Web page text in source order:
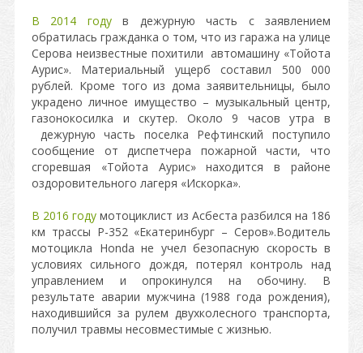
В 2014 годув дежурную часть с заявлением
обратилась гражданка о том, что из гаража на улице
Серова неизвестные похитили автомашину «Тойота
Аурис». Материальный ущерб составил 500 000
рублей. Кроме того из дома заявительницы, было
украдено личное имущество – музыкальный центр,
газонокосилка и скутер. Около 9 часов утра в
дежурную часть поселка Рефтинский поступило
сообщение от диспетчера пожарной части, что
сгоревшая «Тойота Аурис» находится в районе
оздоровительного лагеря «Искорка».
В 2016 году мотоциклист из Асбеста разбился на 186
км трассы Р-352 «Екатеринбург – Серов».Водитель
мотоцикла Honda не учел безопасную скорость в
условиях сильного дождя, потерял контроль над
управлением и опрокинулся на обочину. В
результате аварии мужчина (1988 года рождения),
находившийся за рулем двухколесного транспорта,
получил травмы несовместимые с жизнью.